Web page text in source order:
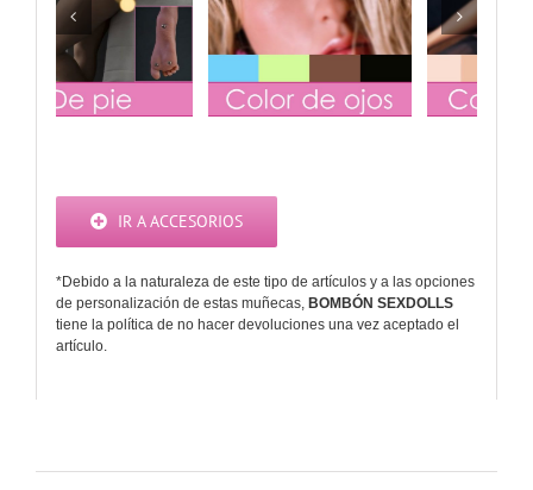
Voz y Gemidos Vagina (Gratis)
IR A ACCESORIOS
*Debido a la naturaleza de este tipo de artículos y a las opciones
de personalización de estas muñecas, BOMBÓN SEXDOLLS
tiene la política de no hacer devoluciones una vez aceptado el
artículo.